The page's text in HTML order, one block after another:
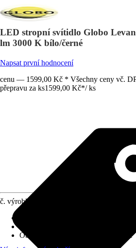
LED stropní svítidlo Globo
lm 3000 K bílo/černé
Napsat první hodnocení
cenu — 1599,00 Kč * Všechny ceny vč.
přepravu za ks1599,00 Kč*/ ks
č. výrobku
Objímka
LED napevno zabudované